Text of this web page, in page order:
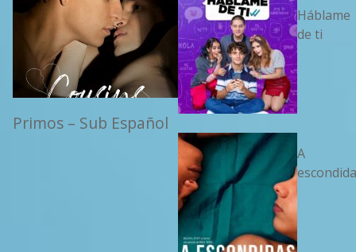
Primos – Sub Español
Háblame
de ti
A